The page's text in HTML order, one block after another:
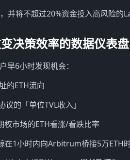
并将不超过20%资金投入高风险的
决策效率的数据仪表盘
早6小时发现机会：
的ETH流向
议的「单位TVL收入」
权市场的ETH看涨/看跌比率
1小时内向Arbitrum桥接5万ETH